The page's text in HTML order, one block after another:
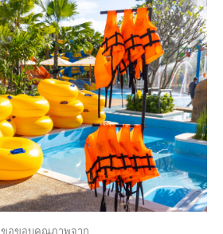
ขอขอบคุณภาพจาก